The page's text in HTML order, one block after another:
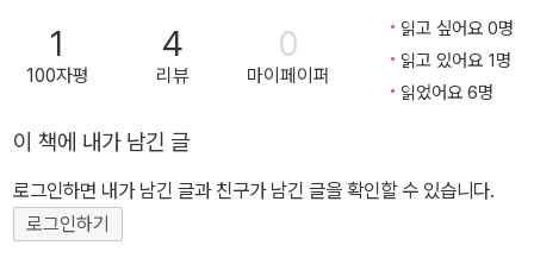
까요. 일곱 작가는 어른이 되고, 그림책 작업을 하는 동안 부모님, 특
히 아버지에 관해 생각했던 지난 날들을 이 이야기에 담았습니다. 오
랫동안 품으며 만들어낸 이 이야기는 어쩌면 우리 모두에게 일어났
고, 일어날 마법 같은 일이 아닐까요. 어느 날 갑자기 ‘부모’라는 마법
사 역할이 주어집니다. 나와 비슷한 아이가 낯설지 않고, 아이는 이 마
법사가 싫지 않습니다. 아이는 마법사를 ‘큰별’이라고 부릅니다. 자신
의 집으로 초대하기도 하고요. 아이와 함께 지내면서 마법사는 아이
1
100자평
4
리뷰
0
마이페이퍼
읽고 싶어요 0명
읽고 있어요 1명
읽었어요 6명
이 책에 내가 남긴 글
로그인하면 내가 남긴 글과 친구가 남긴 글을 확인할 수 있습니다.
로그인하기